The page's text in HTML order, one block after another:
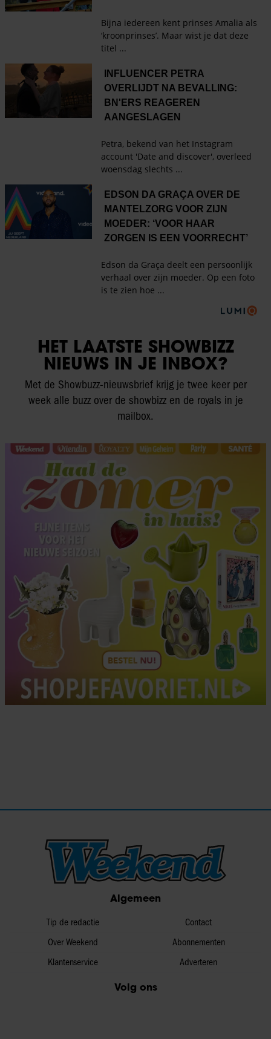
HET LAATSTE SHOWBIZZ
NIEUWS IN JE INBOX?
Met de Showbuzz-nieuwsbrief krijg je twee keer per
week alle buzz over de showbizz en de royals in je
mailbox.
Algemeen
Tip de redactie
Over Weekend
Klantenservice
Contact
Abonnementen
Adverteren
Volg ons